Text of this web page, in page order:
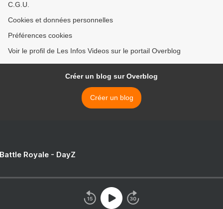
C.G.U.
Cookies et données personnelles
Préférences cookies
Voir le profil de Les Infos Videos sur le portail Overblog
Créer un blog sur Overblog
Créer un blog
Royale - DayZ